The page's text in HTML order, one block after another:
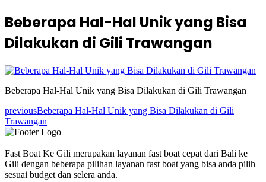
Beberapa Hal-Hal Unik yang Bisa
Dilakukan di Gili Trawangan
Beberapa Hal-Hal Unik yang Bisa Dilakukan di Gili Trawangan
previousBeberapa Hal-Hal Unik yang Bisa Dilakukan di Gili
Trawangan
Fast Boat Ke Gili merupakan layanan fast boat cepat dari Bali ke
Gili dengan beberapa pilihan layanan fast boat yang bisa anda pilih
sesuai budget dan selera anda.